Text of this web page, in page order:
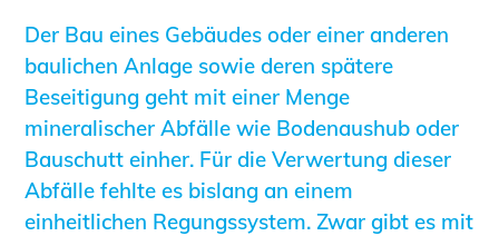
Geschäftsstelle
Mitgliedschaft
Veranstaltungsformate
Unsere Publikationen
Informationen für Fortbildungsträger
Anträge, Anzeigen, Formulare
Der Bau eines Gebäudes oder einer anderen
baulichen Anlage sowie deren spätere
Beseitigung geht mit einer Menge
mineralischer Abfälle wie Bodenaushub oder
Bauschutt einher. Für die Verwertung dieser
Abfälle fehlte es bislang an einem
einheitlichen Regungssystem. Zwar gibt es mit